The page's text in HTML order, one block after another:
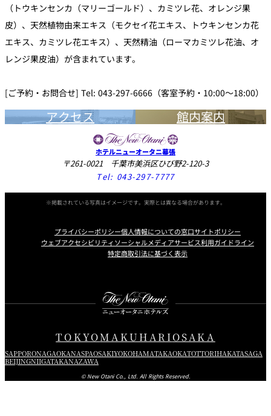
（トウキンセンカ（マリーゴールド）、カミツレ花、オレンジ果
皮）、天然植物由来エキス（モクセイ花エキス、トウキンセンカ花
エキス、カミツレ花エキス）、天然精油（ローマカミツレ花油、オ
レンジ果皮油）が含まれています。
[ご予約・お問合せ] Tel: 043-297-6666（客室予約・10:00～18:00）
アクセス 館内案内
ホテルニューオータニ幕張
〒261-0021 千葉市美浜区ひび野2-120-3
Tel: 043-297-7777
※掲載されている写真はイメージです。実際とは異なる場合があります。
プライバシーポリシー個人情報についての窓口サイトポリシー
ウェブアクセシビリティソーシャルメディアサービス利用ガイドライン
特定商取引法に基づく表示
TOKYOMAKUHARIOSAKA
SAPPORONAGAOKANASPAOSAKIYOKOHAMATAKAOKATOTTORIHAKATASAGA
BEIJINGNIIGATAKANAZAWA
© New Otani Co., Ltd. All Rights Reserved.